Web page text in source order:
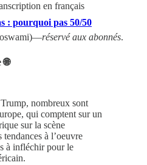
en français
: pourquoi pas 50/50
réservé aux abonnés.
nombreux sont
qui comptent sur un
sur la scène
à l’oeuvre
à infléchir pour le